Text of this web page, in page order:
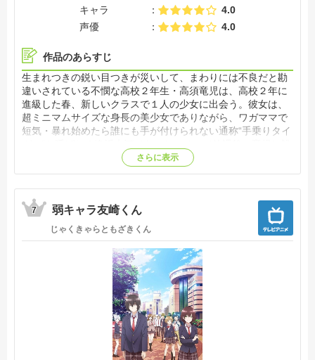
キャラ
4.0
声優
4.0
作品のあらすじ
生まれつきの鋭い目つきが災いして、まわりには不良だと勘
違いされている不憫な高校２年生・高須竜児は、高校２年に
進級した春、新しいクラスで１人の少女に出会う。彼女は、
超ミニマムサイズな身長の美少女でありながら、ワガママで
短気・暴れ始めたら誰にも手が付けられない通称“手乗りタイ
もいない教室に０人残っていた“手乗りタイガー”のある一面
イト他参照】
さらに表示
7 弱キャラ友崎くん
じゃくきゃらともざきくん